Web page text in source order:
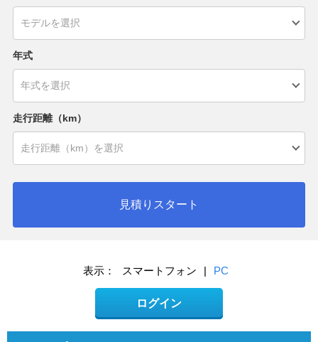
年式
走行距離（km）
見積りスタート
表示： スマートフォン | PC
ログイン